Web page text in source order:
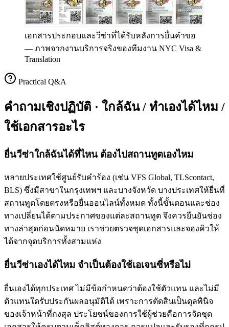
เอกสารประกอบและวีซ่าที่ได้รับหลังการยื่นคำขอ
— ภาพจากงานบริการจริงของทีมงาน NYC Visa &
Translation
Practical Q&A
คำถามเชิงปฏิบัติ · ใกล้ฉัน / ทำเองได้ไหม /
ใช้เอกสารอะไร
ยื่นวีซ่าใกล้ฉันได้ที่ไหน ต้องไปสถานทูตเองไหม
หลายประเทศใช้ศูนย์รับคำร้อง (เช่น VFS Global, TLScontact,
BLS) ซึ่งมีสาขาในกรุงเทพฯ และบางจังหวัด บางประเทศให้ยื่นที่
สถานทูตโดยตรงหรือยื่นออนไลน์ทั้งหมด ทั้งนี้ขั้นตอนและช่อง
ทางเปลี่ยนได้ตามประกาศของแต่ละสถานทูต จึงควรยืนยันช่อง
ทางล่าสุดก่อนนัดหมาย เราช่วยตรวจชุดเอกสารและจองคิวให้
ได้จากจุดบริการทั้งสามแห่ง
ยื่นวีซ่าเองได้ไหม จำเป็นต้องใช้เอเจนซี่หรือไม่
ยื่นเองได้ทุกประเทศ ไม่มีข้อกำหนดว่าต้องใช้ตัวแทน และไม่มี
ตัวแทนใดรับประกันผลอนุมัติได้ เพราะการตัดสินเป็นดุลพินิจ
ของเจ้าหน้าที่กงสุล ประโยชน์ของการใช้ผู้ช่วยคือการจัดชุด